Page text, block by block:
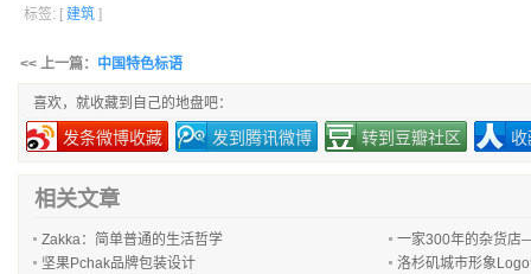
标签: [ 建筑 ]
<< 上一篇： 中国特色标语
喜欢，就收藏到自己的地盘吧：
发条微博收藏 发到腾讯微博 转到豆瓣社区
相关文章
Zakka：简单普通的生活哲学
一家300年的杂货
坚果Pchak品牌包装设计
洛杉矶城市形象